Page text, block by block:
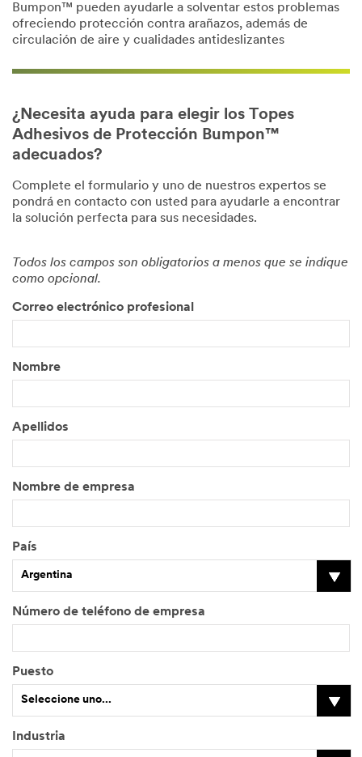
Bumpon™ pueden ayudarle a solventar estos problemas
ofreciendo protección contra arañazos, además de
circulación de aire y cualidades antideslizantes
¿Necesita ayuda para elegir los Topes
Adhesivos de Protección Bumpon™
adecuados?
Complete el formulario y uno de nuestros expertos se
pondrá en contacto con usted para ayudarle a encontrar
la solución perfecta para sus necesidades.
Todos los campos son obligatorios a menos que se indique
como opcional.
Correo electrónico profesional
Nombre
Apellidos
Nombre de empresa
País
Argentina
Número de teléfono de empresa
Puesto
Seleccione uno...
O
Industria